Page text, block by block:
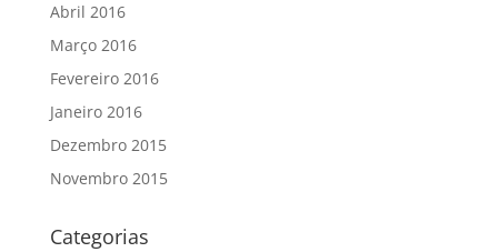
Abril 2016
Março 2016
Fevereiro 2016
Janeiro 2016
Dezembro 2015
Novembro 2015
Categorias